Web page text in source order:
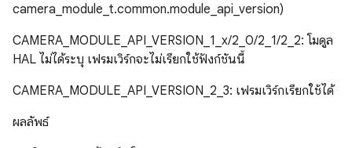
camera_module_t.common.module_api_version)
CAMERA_MODULE_API_VERSION_1_x/2_0/2_1/2_2: โมดูล
HAL ไม่ได้ระบุ เฟรมเวิร์กจะไม่เรียกใช้ฟังก์ชันนี้
CAMERA_MODULE_API_VERSION_2_3: เฟรมเวิร์กเรียกใช้ได้
ผลลัพธ์